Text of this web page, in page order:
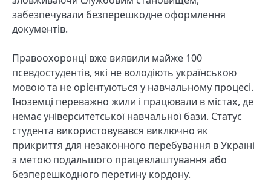
забезпечували безперешкодне оформлення
документів.
Правоохоронці вже виявили майже 100
псевдостудентів, які не володіють українською
мовою та не орієнтуються у навчальному процесі.
Іноземці переважно жили і працювали в містах, де
немає університетської навчальної бази. Статус
студента використовувався виключно як
прикриття для незаконного перебування в Україні
з метою подальшого працевлаштування або
безперешкодного перетину кордону.